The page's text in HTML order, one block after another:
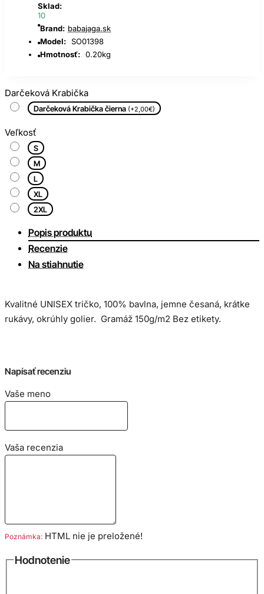
Sklad:
10
Brand: babajaga.sk
Model: SO01398
Hmotnosť: 0.20kg
Darčeková Krabička
Darčeková Krabička čierna (+2,00€)
Veľkosť
S
M
L
XL
2XL
Popis produktu
Recenzie
Na stiahnutie
Kvalitné UNISEX tričko, 100% bavlna, jemne česaná, krátke
rukávy, okrúhly golier. Gramáž 150g/m2 Bez etikety.
Napísať recenziu
Vaše meno
Vaša recenzia
Poznámka: HTML nie je preložené!
Hodnotenie